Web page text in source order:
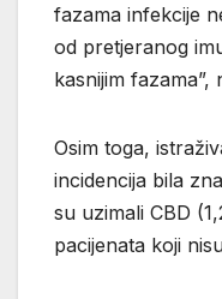
fazama infekcije
od pretjeranog
kasnijim fazama”,
Osim toga,
incidencija bila
su uzimali CBD
pacijenata koji